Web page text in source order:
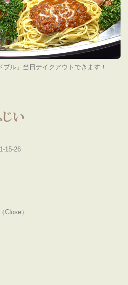
ル』当日テイクアウトできます！
15-26
Close）